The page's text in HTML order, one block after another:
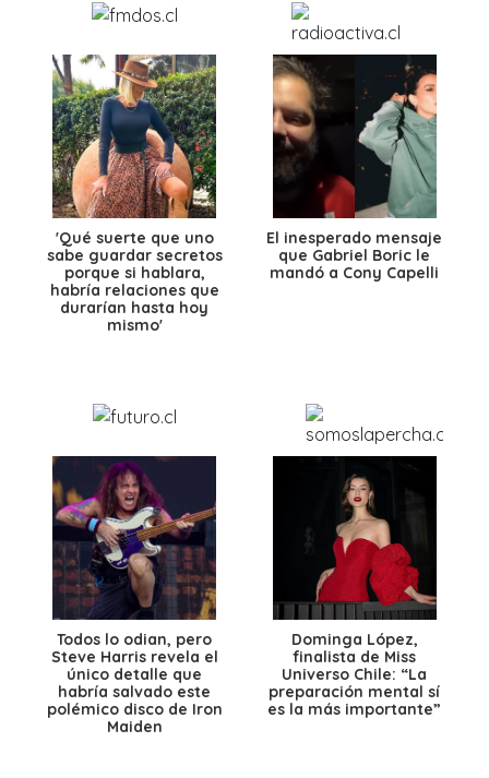
'Qué suerte que uno
sabe guardar secretos
porque si hablara,
habría relaciones que
durarían hasta hoy
mismo'
El inesperado mensaje
que Gabriel Boric le
mandó a Cony Capelli
Todos lo odian, pero
Steve Harris revela el
único detalle que
habría salvado este
polémico disco de Iron
Maiden
Dominga López,
finalista de Miss
Universo Chile: “La
preparación mental sí
es la más importante”